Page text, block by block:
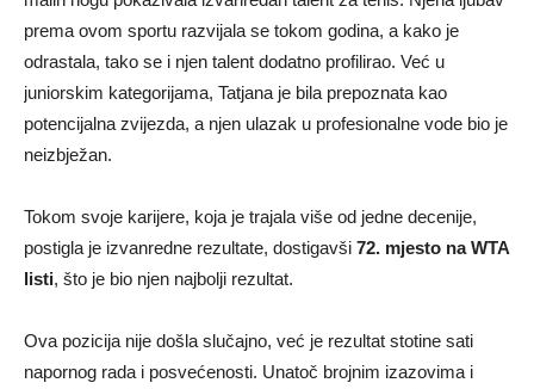
prema ovom sportu razvijala se tokom godina, a kako je
odrastala, tako se i njen talent dodatno profilirao. Već u
juniorskim kategorijama, Tatjana je bila prepoznata kao
potencijalna zvijezda, a njen ulazak u profesionalne vode bio je
neizbježan.
Tokom svoje karijere, koja je trajala više od jedne decenije,
postigla je izvanredne rezultate, dostigavši 72. mjesto na WTA
listi, što je bio njen najbolji rezultat.
Ova pozicija nije došla slučajno, već je rezultat stotine sati
napornog rada i posvećenosti. Unatoč brojnim izazovima i